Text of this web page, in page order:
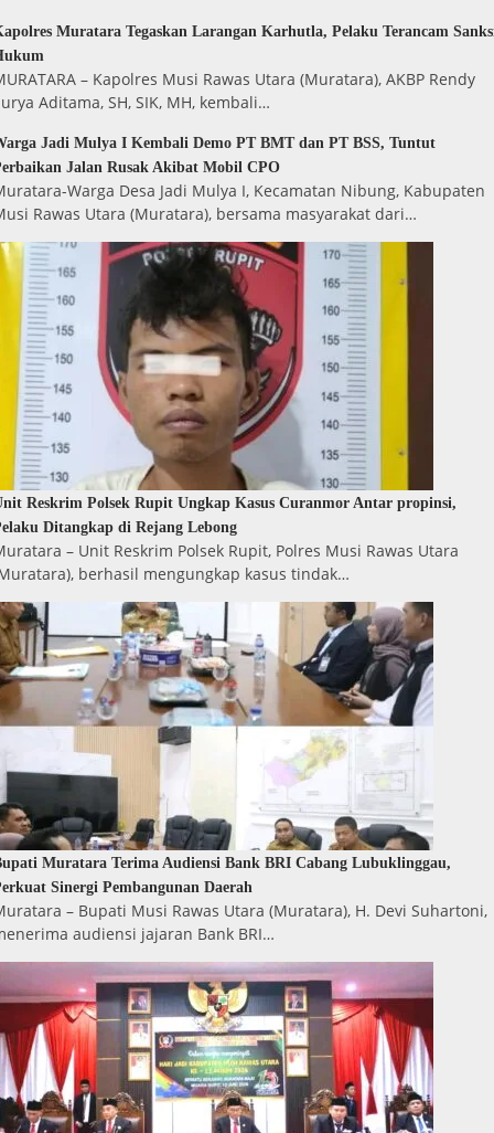
Muratara Tegaskan Larangan Karhutla, Pelaku Terancam
– Kapolres Musi Rawas Utara (Muratara), AKBP Rendy
Aditama, SH, SIK, MH, kembali…
Jadi Mulya I Kembali Demo PT BMT dan PT BSS, Tuntut
Jalan Rusak Akibat Mobil CPO
Warga Desa Jadi Mulya I, Kecamatan Nibung, Kabupaten
Rawas Utara (Muratara), bersama masyarakat dari…
Reskrim Polsek Rupit Ungkap Kasus Curanmor Antar propinsi,
Ditangkap di Rejang Lebong
– Unit Reskrim Polsek Rupit, Polres Musi Rawas Utara
berhasil mengungkap kasus tindak…
Muratara Terima Audiensi Bank BRI Cabang Lubuklinggau,
Sinergi Pembangunan Daerah
– Bupati Musi Rawas Utara (Muratara), H. Devi Suhartoni,
audiensi jajaran Bank BRI…